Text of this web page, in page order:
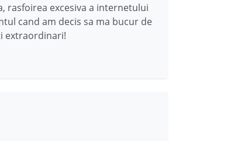
rasfoirea excesiva a internetului
cand am decis sa ma bucur de
extraordinari!